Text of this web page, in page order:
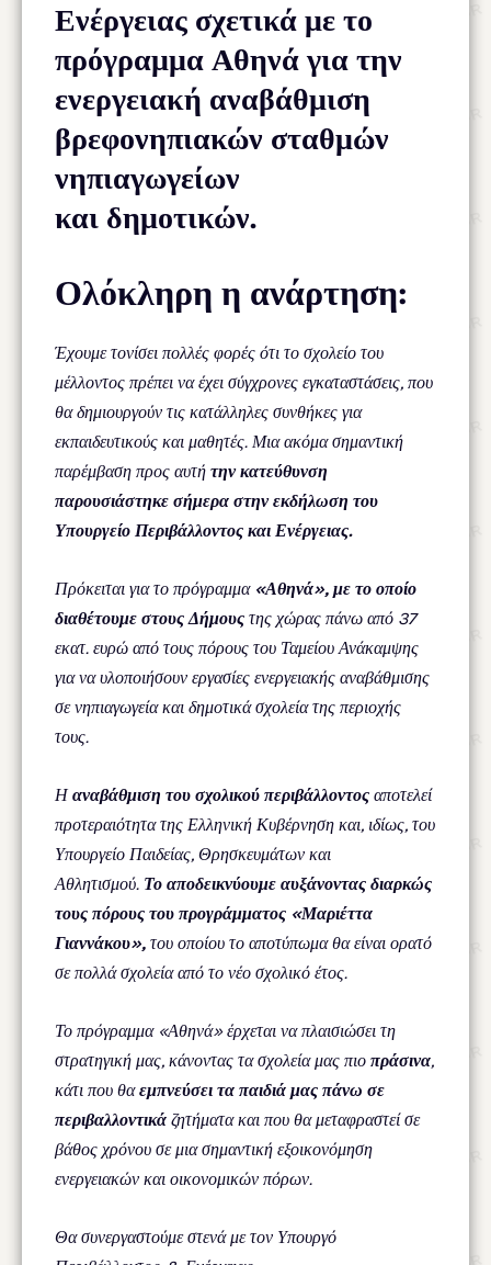
Ενέργειας σχετικά με το
πρόγραμμα Αθηνά για την
ενεργειακή αναβάθμιση
βρεφονηπιακών σταθμών
νηπιαγωγείων
και δημοτικών.
Ολόκληρη η ανάρτηση:
Έχουμε τονίσει πολλές φορές ότι το σχολείο του
μέλλοντος πρέπει να έχει σύγχρονες εγκαταστάσεις, που
θα δημιουργούν τις κατάλληλες συνθήκες για
εκπαιδευτικούς και μαθητές. Μια ακόμα σημαντική
παρέμβαση προς αυτή την κατεύθυνση
παρουσιάστηκε σήμερα στην εκδήλωση του
Υπουργείο Περιβάλλοντος και Ενέργειας.
Πρόκειται για το πρόγραμμα «Αθηνά», με το οποίο
διαθέτουμε στους Δήμους της χώρας πάνω από 37
εκατ. ευρώ από τους πόρους του Ταμείου Ανάκαμψης
για να υλοποιήσουν εργασίες ενεργειακής αναβάθμισης
σε νηπιαγωγεία και δημοτικά σχολεία της περιοχής
τους.
Ηαναβάθμιση του σχολικού περιβάλλοντος αποτελεί
προτεραιότητα της Ελληνική Κυβέρνηση και, ιδίως, του
Υπουργείο Παιδείας, Θρησκευμάτων και
Αθλητισμού. Το αποδεικνύουμε αυξάνοντας διαρκώς
τους πόρους του προγράμματος «Μαριέττα
Γιαννάκου», του οποίου το αποτύπωμα θα είναι ορατό
σε πολλά σχολεία από το νέο σχολικό έτος.
Το πρόγραμμα «Αθηνά» έρχεται να πλαισιώσει τη
στρατηγική μας, κάνοντας τα σχολεία μας πιο πράσινα,
κάτι που θαεμπνεύσει τα παιδιά μας πάνω σε
περιβαλλοντικά ζητήματα και που θα μεταφραστεί σε
βάθος χρόνου σε μια σημαντική εξοικονόμηση
ενεργειακών και οικονομικών πόρων.
Θα συνεργαστούμε στενά με τον Υπουργό